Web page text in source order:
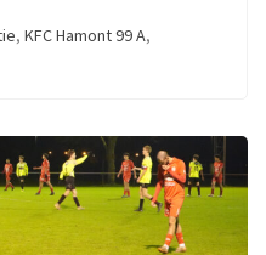
, KFC Hamont 99 A,